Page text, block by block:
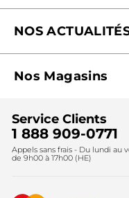
Offre Courrier /
Accessibilité
Cadeaux corporatifs
Pourquoi nous faire
Fondation Yves Rocher
2024
Lutte contre le travail
2025
NOS
Black Friday
Noël
Fête des mères
Nos Magasins
Instituts
Service Clients
1 888 909-0771
Appels sans frais - Du lundi au
de 9h00 à 17h00 (HE)